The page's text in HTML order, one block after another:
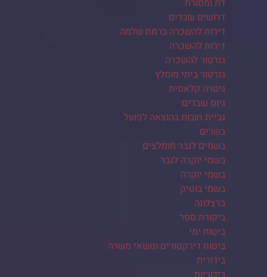
דת ומסורת
דרושים עובדים
דירות להשכרה ברמת שלמה
דירות להשכרה
גנרטור להשכרה
גנרטור ביתי מומלץ
גיטרה קלאסית
גיוס עובדים
גביית חובות בהוצאה לפועל
בשרים
בשמים לגבר מומלצים
בשמי יוקרה לגבר
בשמי יוקרה
בשמי בוטיק
ברצלונה
ביקורת ספר
ביטוח ימי
ביטוח דירקטורים ונושאי משרה
בידורית